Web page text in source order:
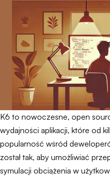
K6 to nowoczesne, open
wydajności aplikacji, które od
popularność wśród
został tak, aby umożliwiać
symulacji obciążenia w